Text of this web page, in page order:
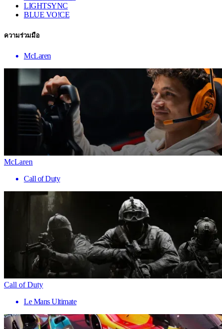
LIGHTSYNC
BLUE VO!CE
ความร่วมมือ
McLaren
McLaren
Call of Duty
Call of Duty
Le Mans Ultimate